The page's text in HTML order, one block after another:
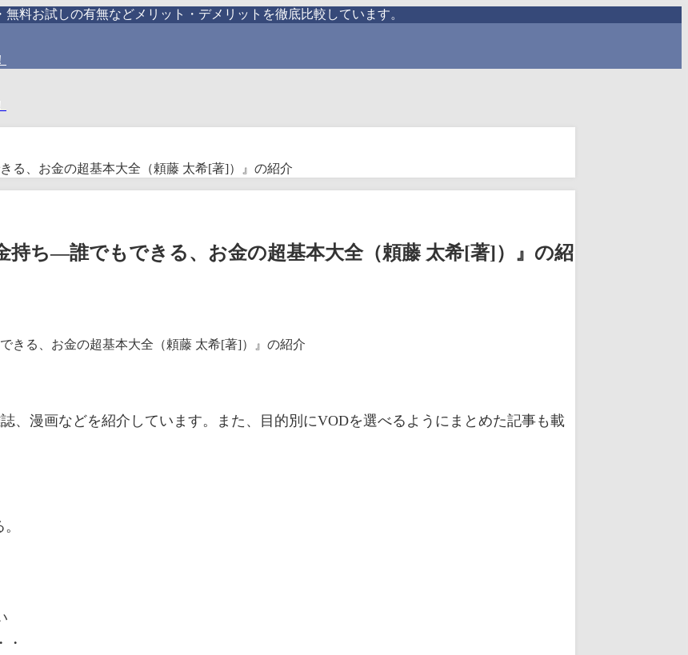
料お試しの有無などメリット・デメリットを徹底比較しています。
る、お金の超基本大全（頼藤 太希[著]）』の紹介
持ち―誰でもできる、お金の超基本大全（頼藤 太希[著]）』の紹
、漫画などを紹介しています。また、目的別にVODを選べるようにまとめた記事も載
・